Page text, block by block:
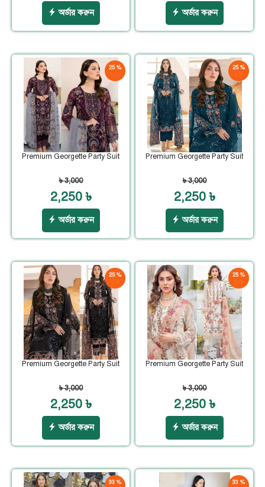
অর্ডার করুন অর্ডার করুন
25 %
Premium Georgette Party Suit
৳ 3,000
2,250 ৳
অর্ডার করুন
25 %
Premium Georgette Party Suit
৳ 3,000
2,250 ৳
অর্ডার করুন
25 %
Premium Georgette Party Suit
৳ 3,000
2,250 ৳
অর্ডার করুন
25 %
Premium Georgette Party Suit
৳ 3,000
2,250 ৳
অর্ডার করুন
33 %
33 %